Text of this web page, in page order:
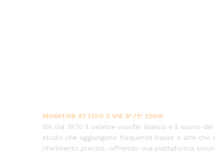
MONITOR ATTIVO 2 VIE 8″/1″ 120W
Sin dal 1970 il celebre woofer bianco e il suono
studio che aggiungono frequenze basse o alte
riferimento preciso, offrendo una piattaforma